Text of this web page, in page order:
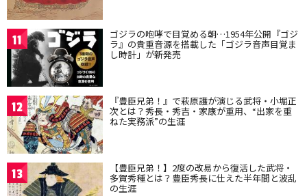
11 ゴジラの咆哮で目覚める朝…1954年公開『ゴジ
ラ』の貴重音源を搭載した「ゴジラ音声目覚ま
し時計」が新発売
12 『豊臣兄弟！』で萩原護が演じる武将・小堀正
次とは？秀長・秀吉・家康が重用、“出家を重
ねた実務派”の生涯
13 【豊臣兄弟！】2度の改易から復活した武将・
多賀秀種とは？豊臣秀長に仕えた半年間と波乱
の生涯